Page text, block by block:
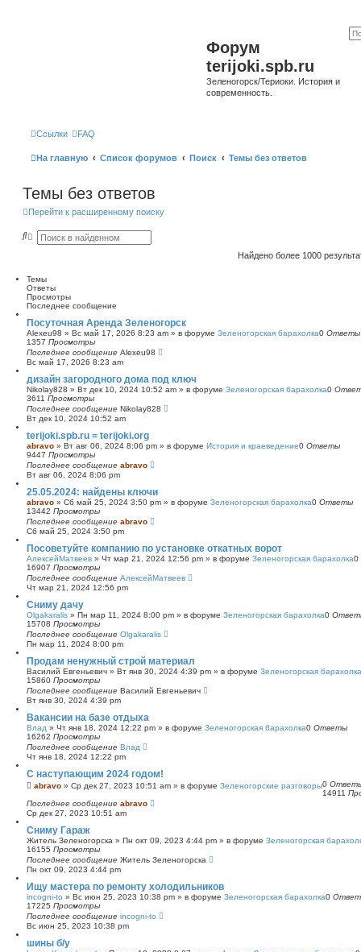
Форум
terijoki.spb.ru
Зеленогорск/Териоки. История и
современность.
Ссылки FAQ
На главную Список форумов Поиск Темы без ответов
Темы без ответов
Перейти к расширенному поиску
П Р
р
е
н
н
ы
й
п
о
и
к
Найдено более 1000
Темы
Ответы
Просмотры
Последнее сообщение
Посуточная Аренда Зеленогорск
Alexeu98 » Вс май 17, 2026 8:23 am » в форуме Зеленогорская барахолка0 Ответы
1357 Просмотры
Последнее сообщение Alexeu98
Вс май 17, 2026 8:23 am
дизайн загородного дома под ключ
Nikolay828 » Вт дек 10, 2024 10:52 am » в форуме Зеленогорская барахолка0
3611 Просмотры
Последнее сообщение Nikolay828
Вт дек 10, 2024 10:52 am
terijoki.spb.ru = terijoki.org
abravo » Вт авг 06, 2024 8:06 pm » в форуме История и краеведение0 Ответы
9447 Просмотры
Последнее сообщение abravo
Вт авг 06, 2024 8:06 pm
25.05.2024: найдены ключи
abravo » Сб май 25, 2024 3:50 pm » в форуме Зеленогорская барахолка0 Ответы
13442 Просмотры
Последнее сообщение abravo
Сб май 25, 2024 3:50 pm
Посоветуйте компанию по установке откатных ворот
АлексейМатвеев » Чт мар 21, 2024 12:56 pm » в форуме Зеленогорская барахолка0
16907 Просмотры
Последнее сообщение АлексейМатвеев
Чт мар 21, 2024 12:56 pm
Сниму дачу
Olgakaralis » Пн мар 11, 2024 8:00 pm » в форуме Зеленогорская барахолка0
15708 Просмотры
Последнее сообщение Olgakaralis
Пн мар 11, 2024 8:00 pm
Продам ненужный строй материал
Василий Евгеньевич » Вт янв 30, 2024 4:39 pm » в форуме Зеленогорская барахолка
15860 Просмотры
Последнее сообщение Василий Евгеньевич
Вт янв 30, 2024 4:39 pm
Вакансии на базе отдыха
Влад » Чт янв 18, 2024 12:22 pm » в форуме Зеленогорская барахолка0 Ответы
16262 Просмотры
Последнее сообщение Влад
Чт янв 18, 2024 12:22 pm
С наступающим 2024 годом!
abravo » Ср дек 27, 2023 10:51 am » в форуме Зеленогорские разговоры0
14911
Последнее сообщение abravo
Ср дек 27, 2023 10:51 am
Сниму Гараж
Житель Зеленогорска » Пн окт 09, 2023 4:44 pm » в форуме Зеленогорская
16155 Просмотры
Последнее сообщение Житель Зеленогорска
Пн окт 09, 2023 4:44 pm
Ищу мастера по ремонту холодильников
incogni-to » Вс июн 25, 2023 10:38 pm » в форуме Зеленогорская барахолка0
17225 Просмотры
Последнее сообщение incogni-to
Вс июн 25, 2023 10:38 pm
шины б/у